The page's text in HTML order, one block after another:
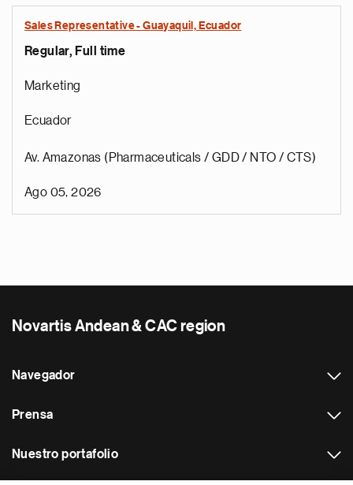
Sales Representative - Guayaquil, Ecuador
Regular, Full time
Marketing
Ecuador
Av. Amazonas (Pharmaceuticals / GDD / NTO / CTS)
Ago 05, 2026
Novartis Andean & CAC region
Navegador
Prensa
Nuestro portafolio